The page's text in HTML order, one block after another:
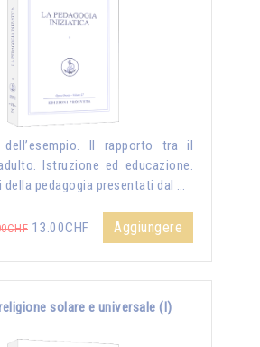
dell’esempio. Il rapporto tra il
Istruzione ed educazione.
della pedagogia presentati dal …
13.00CHF Aggiungere
solare e universale (I)